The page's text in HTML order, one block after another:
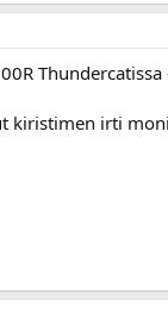
Thundercatissa
irti